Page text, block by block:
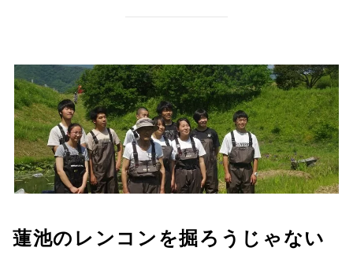
蓮池のレンコンを掘ろうじゃない